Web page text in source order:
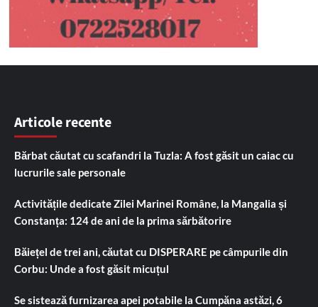
Articole recente
Bărbat căutat cu scafandri la Tuzla: A fost găsit un caiac cu
lucrurile sale personale
Activitățile dedicate Zilei Marinei Române, la Mangalia și
Constanța: 124 de ani de la prima sărbătorire
Băiețel de trei ani, căutat cu DISPERARE pe câmpurile din
Corbu: Unde a fost găsit micuțul
Se sistează furnizarea apei potabile la Cumpăna astăzi, 6